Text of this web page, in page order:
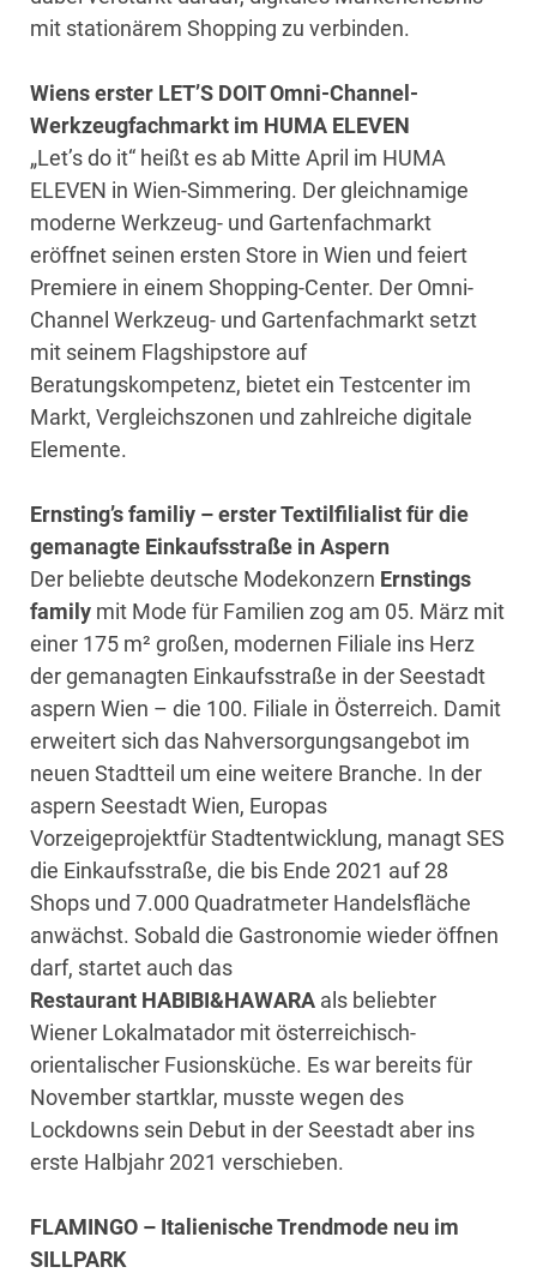
mit stationärem Shopping zu verbinden.
Wiens erster LET’S DOIT Omni-Channel-
Werkzeugfachmarkt im HUMA ELEVEN
„Let’s do it“ heißt es ab Mitte April im HUMA
ELEVEN in Wien-Simmering. Der gleichnamige
moderne Werkzeug- und Gartenfachmarkt
eröffnet seinen ersten Store in Wien und feiert
Premiere in einem Shopping-Center. Der Omni-
Channel Werkzeug- und Gartenfachmarkt setzt
mit seinem Flagshipstore auf
Beratungskompetenz, bietet ein Testcenter im
Markt, Vergleichszonen und zahlreiche digitale
Elemente.
Ernsting’s familiy – erster Textilfilialist für die
gemanagte Einkaufsstraße in Aspern
Der beliebte deutsche Modekonzern Ernstings
family mit Mode für Familien zog am 05. März mit
einer 175 m² großen, modernen Filiale ins Herz
der gemanagten Einkaufsstraße in der Seestadt
aspern Wien – die 100. Filiale in Österreich. Damit
erweitert sich das Nahversorgungsangebot im
neuen Stadtteil um eine weitere Branche. In der
aspern Seestadt Wien, Europas
Vorzeigeprojektfür Stadtentwicklung, managt SES
die Einkaufsstraße, die bis Ende 2021 auf 28
Shops und 7.000 Quadratmeter Handelsfläche
anwächst. Sobald die Gastronomie wieder öffnen
darf, startet auch das
Restaurant HABIBI&HAWARA als beliebter
Wiener Lokalmatador mit österreichisch-
orientalischer Fusionsküche. Es war bereits für
November startklar, musste wegen des
Lockdowns sein Debut in der Seestadt aber ins
erste Halbjahr 2021 verschieben.
FLAMINGO – Italienische Trendmode neu im
SILLPARK